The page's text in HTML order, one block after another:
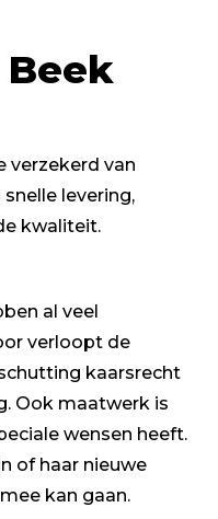
verzekerd van
levering,
kwaliteit.
al veel
verloopt de
kaarsrecht
Ook maatwerk is
wensen heeft.
of haar nieuwe
kan gaan.